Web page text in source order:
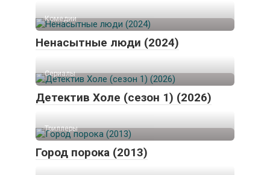
Комедии
Ненасытные люди (2024)
Сериалы
Детектив Холе (сезон 1) (2026)
Триллеры
Город порока (2013)